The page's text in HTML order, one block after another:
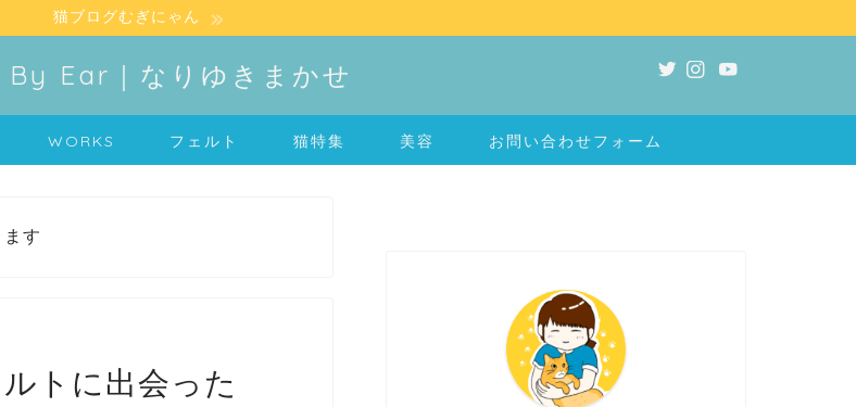
猫ブログむぎにゃん
Ear｜なりゆきまかせ
WORKS フェルト 猫特集 美容 お問い合わせフォーム
す
トに出会った